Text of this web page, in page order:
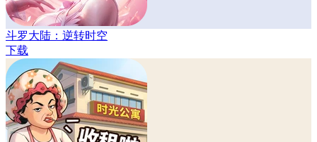
斗罗大陆：逆转时空
下载